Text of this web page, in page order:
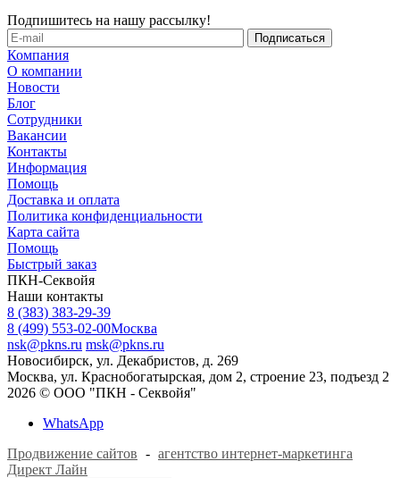
Подпишитесь на нашу рассылку!
Компания
О компании
Новости
Блог
Сотрудники
Вакансии
Контакты
Информация
Помощь
Доставка и оплата
Политика конфиденциальности
Карта сайта
Помощь
Быстрый заказ
ПКН-Секвойя
Наши контакты
8 (383) 383-29-39
8 (499) 553-02-00Москва
nsk@pkns.ru msk@pkns.ru
Новосибирск, ул. Декабристов, д. 269
Москва, ул. Краснобогатырская, дом 2, строение 23, подъезд 2
2026 © ООО "ПКН - Секвойя"
WhatsApp
Продвижение сайтов - агентство интернет-маркетинга
Директ Лайн